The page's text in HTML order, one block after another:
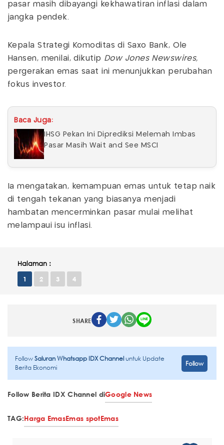
pasar masih dibayangi kekhawatiran inflasi dalam
jangka pendek.
Kepala Strategi Komoditas di Saxo Bank, Ole
Hansen, menilai, dikutip Dow Jones Newswires,
pergerakan emas saat ini menunjukkan perubahan
fokus investor.
Baca Juga:
IHSG Pekan Ini Diprediksi Melemah Imbas
Pasar Masih Wait and See MSCI
Ia mengatakan, kemampuan emas untuk tetap naik
di tengah tekanan yang biasanya menjadi
hambatan mencerminkan pasar mulai melihat
melampaui isu inflasi.
Halaman :
1 2 3 4
SHARE
FollowSaluran Whatsapp IDX Channeluntuk Update
Berita Ekonomi
Follow
Follow Berita IDX Channel diGoogle News
TAG:Harga EmasEmas spotEmas